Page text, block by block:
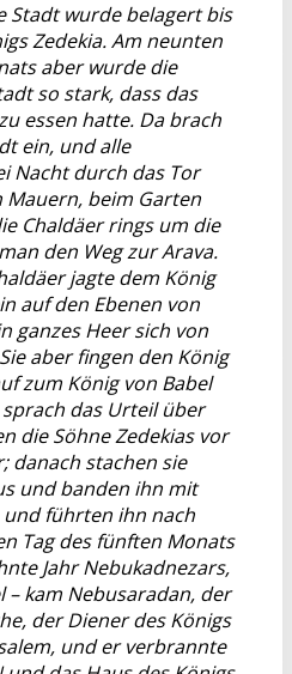
Stadt wurde belagert bis
Zedekia. Am neunten
aber wurde die
so stark, dass das
essen hatte. Da brach
ein, und alle
Nacht durch das Tor
Mauern, beim Garten
Chaldäer rings um die
den Weg zur Arava.
jagte dem König
auf den Ebenen von
ganzes Heer sich von
aber fingen den König
zum König von Babel
das Urteil über
die Söhne Zedekias vor
danach stachen sie
und banden ihn mit
führten ihn nach
Tag des fünften Monats
Jahr Nebukadnezars,
– kam Nebusaradan, der
der Diener des Königs
und er verbrannte